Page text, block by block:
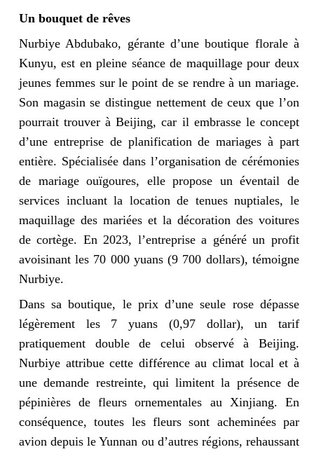
Un bouquet de rêves
Nurbiye Abdubako, gérante d’une boutique florale à
Kunyu, est en pleine séance de maquillage pour deux
jeunes femmes sur le point de se rendre à un mariage.
Son magasin se distingue nettement de ceux que l’on
pourrait trouver à Beijing, car il embrasse le concept
d’une entreprise de planification de mariages à part
entière. Spécialisée dans l’organisation de cérémonies
de mariage ouïgoures, elle propose un éventail de
services incluant la location de tenues nuptiales, le
maquillage des mariées et la décoration des voitures
de cortège. En 2023, l’entreprise a généré un profit
avoisinant les 70 000 yuans (9 700 dollars), témoigne
Nurbiye.
Dans sa boutique, le prix d’une seule rose dépasse
légèrement les 7 yuans (0,97 dollar), un tarif
pratiquement double de celui observé à Beijing.
Nurbiye attribue cette différence au climat local et à
une demande restreinte, qui limitent la présence de
pépinières de fleurs ornementales au Xinjiang. En
conséquence, toutes les fleurs sont acheminées par
avion depuis le Yunnan ou d’autres régions, rehaussant